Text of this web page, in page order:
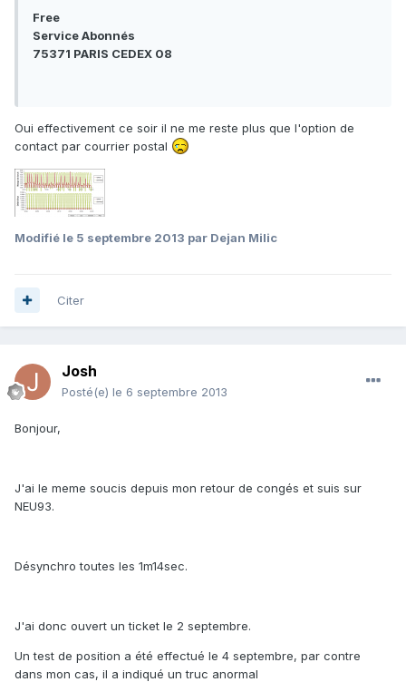
Free
Service Abonnés
75371 PARIS CEDEX 08
Oui effectivement ce soir il ne me reste plus que l'option de
contact par courrier postal
Modifié le 5 septembre 2013 par Dejan Milic
Citer
Josh
Posté(e) le 6 septembre 2013
Bonjour,
J'ai le meme soucis depuis mon retour de congés et suis sur
NEU93.
Désynchro toutes les 1m14sec.
J'ai donc ouvert un ticket le 2 septembre.
Un test de position a été effectué le 4 septembre, par contre
dans mon cas, il a indiqué un truc anormal